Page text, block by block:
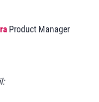
Product Manager